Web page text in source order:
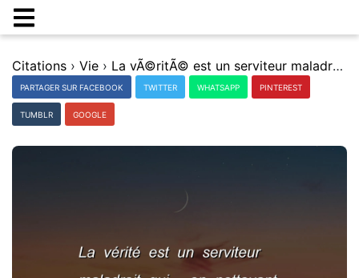
Citations › Vie › La vÃ©ritÃ© est un serviteur maladroit qui , en nettoyant, casse les assiettes.
PARTAGER SUR FACEBOOK TWITTER WHATSAPP PINTEREST
TUMBLR GOOGLE